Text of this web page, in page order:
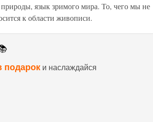
язык зримого мира. То, чего мы не
к области живописи.
подарок и наслаждайся